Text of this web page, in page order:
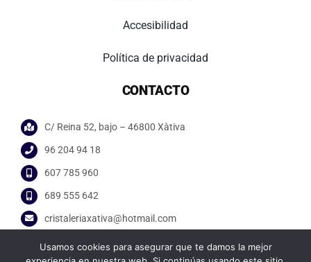
Accesibilidad
Política de privacidad
CONTACTO
C/ Reina 52, bajo – 46800 Xàtiva
96 204 94 18
607 785 960
689 555 642
cristaleriaxativa@hotmail.com
Usamos cookies para asegurar que te damos la mejor